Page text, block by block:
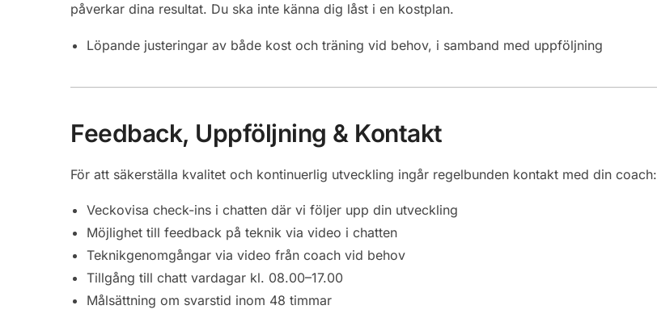
påverkar dina resultat. Du ska inte känna dig låst i en kostplan.
Löpande justeringar av både kost och träning vid behov, i samband med uppföljning
Feedback, Uppföljning & Kontakt
För att säkerställa kvalitet och kontinuerlig utveckling ingår regelbunden kontakt med din coach:
Veckovisa check-ins i chatten där vi följer upp din utveckling
Möjlighet till feedback på teknik via video i chatten
Teknikgenomgångar via video från coach vid behov
Tillgång till chatt vardagar kl. 08.00–17.00
Målsättning om svarstid inom 48 timmar